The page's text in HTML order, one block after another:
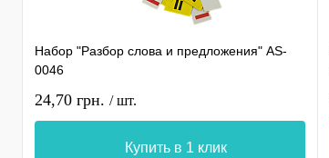
Набор "Разбор слова и предложения" AS-
0046
24,70 грн. / шт.
Купить в 1 клик